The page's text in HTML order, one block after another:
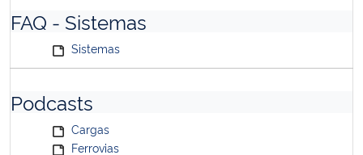
FAQ - Sistemas
Sistemas
Podcasts
Cargas
Ferrovias